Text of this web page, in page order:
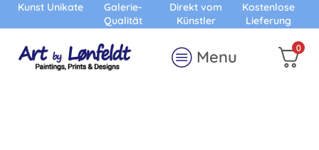
Kunst Unikate
Galerie-
Qualität
Direkt vom
Künstler
Kostenlose
Lieferung
Menu 0